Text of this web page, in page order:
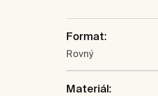
Format:
Rovný
Materiál: